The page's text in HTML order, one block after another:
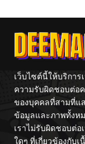
จักรพรรดิเทพดาบ
ผงาดเหนือชาติภพ
เว็บไซต์นี้ให้บริกา
ความรับผิดชอบต่อ
ของบุคคลที่สามที่แ
ข้อมูลและภาพทั้งห
เราไม่รับผิดชอบต่
ใดๆ ที่เกี่ยวข้องกับ